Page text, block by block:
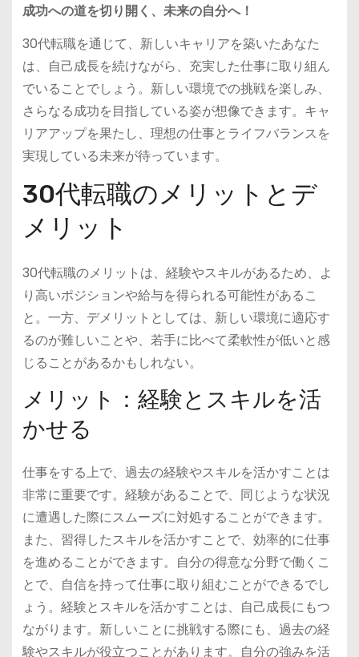
成功への道を切り開く、未来の自分へ！
30代転職を通じて、新しいキャリアを築いたあなた
は、自己成長を続けながら、充実した仕事に取り組ん
でいることでしょう。新しい環境での挑戦を楽しみ、
さらなる成功を目指している姿が想像できます。キャ
リアアップを果たし、理想の仕事とライフバランスを
実現している未来が待っています。
30代転職のメリットとデ
メリット
30代転職のメリットは、経験やスキルがあるため、よ
り高いポジションや給与を得られる可能性があるこ
と。一方、デメリットとしては、新しい環境に適応す
るのが難しいことや、若手に比べて柔軟性が低いと感
じることがあるかもしれない。
メリット：経験とスキルを活
かせる
仕事をする上で、過去の経験やスキルを活かすことは
非常に重要です。経験があることで、同じような状況
に遭遇した際にスムーズに対処することができます。
また、習得したスキルを活かすことで、効率的に仕事
を進めることができます。自分の得意な分野で働くこ
とで、自信を持って仕事に取り組むことができるでし
ょう。経験とスキルを活かすことは、自己成長にもつ
ながります。新しいことに挑戦する際にも、過去の経
験やスキルが役立つことがあります。自分の強みを活